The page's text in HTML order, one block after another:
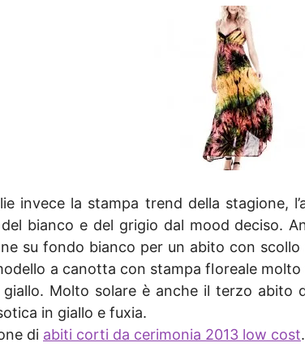
invece la stampa trend della stagione,
bianco e del grigio dal mood deciso.
su fondo bianco per un abito con scollo
a canotta con stampa floreale
Molto solare è anche il terzo
in giallo e fuxia.
di abiti corti da cerimonia 2013 low cost.